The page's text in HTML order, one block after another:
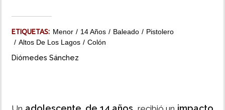
ETIQUETAS: Menor 14 Años Baleado
Pistolero
Altos De Los Lagos
Colón
Diómedes Sánchez